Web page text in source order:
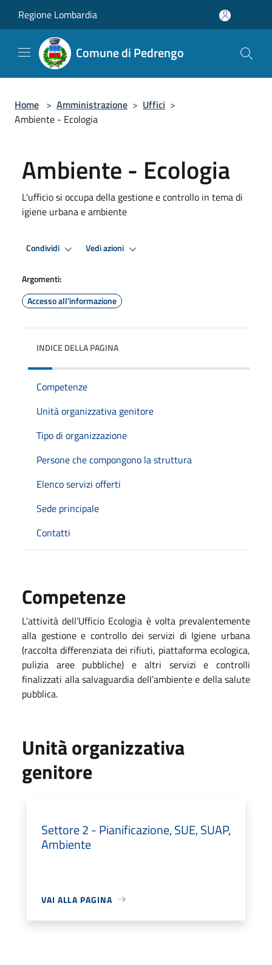
Regione Lombardia
Comune di Pedrengo
Home > Amministrazione > Uffici >
Ambiente - Ecologia
Ambiente - Ecologia
L'ufficio si occupa della gestione e controllo in tema di
igiene urbana e ambiente
Condividi Vedi azioni
Argomenti:
Accesso all'informazione
INDICE DELLA PAGINA
Competenze
Unità organizzativa genitore
Tipo di organizzazione
Persone che compongono la struttura
Elenco servizi offerti
Sede principale
Contatti
Competenze
L’attività dell’Ufficio Ecologia è volta prevalentemente
alla gestione e controllo dei servizi di Igiene urbana
(raccolta differenziata dei rifiuti, piattaforma ecologica,
pulizia aree pubbliche) e altri servizi e controlli
finalizzati alla salvaguardia dell’ambiente e della salute
pubblica.
Unità organizzativa
genitore
Settore 2 - Pianificazione, SUE, SUAP,
Ambiente
VAI ALLA PAGINA